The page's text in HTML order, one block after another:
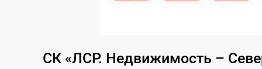
СК «ЛСР. Недвижимость –